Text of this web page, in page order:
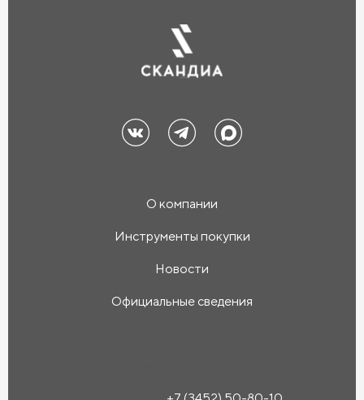
О компании
Инструменты покупки
Новости
Официальные сведения